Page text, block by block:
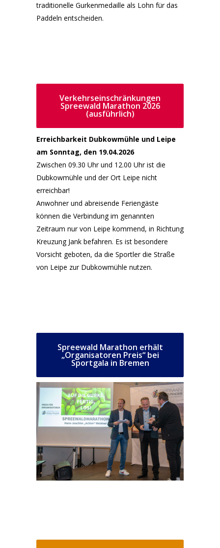
traditionelle Gurkenmedaille als Lohn für das
Paddeln entscheiden.
Verkehrseinschränkungen
Spreewald Marathon 2026
(ausführlich)
Erreichbarkeit Dubkowmühle und Leipe
am Sonntag, den 19.04.2026
Zwischen 09.30 Uhr und 12.00 Uhr ist die
Dubkowmühle und der Ort Leipe nicht
erreichbar!
Anwohner und abreisende Feriengäste
können die Verbindung im genannten
Zeitraum nur von Leipe kommend, in Richtung
Kreuzung Jank befahren. Es ist besondere
Vorsicht geboten, da die Sportler die Straße
von Leipe zur Dubkowmühle nutzen.
Spreewald Marathon erhält
„Organisatoren Preis“ bei
Sportgala in Bremen